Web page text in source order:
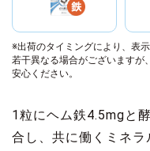
※出荷のタイミングにより、表
若干異なる場合がございますが
安心ください。
1粒にヘム鉄4.5mgと
合し、共に働くミネ